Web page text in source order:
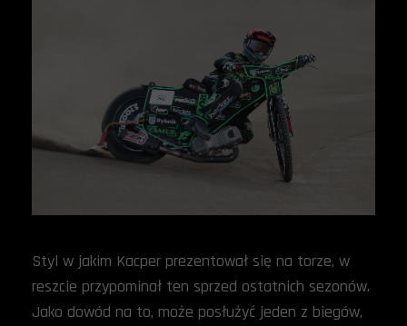
Styl w jakim Kacper prezentował się na torze, w
reszcie przypominał ten sprzed ostatnich sezonów.
Jako dowód na to, może posłużyć jeden z biegów,